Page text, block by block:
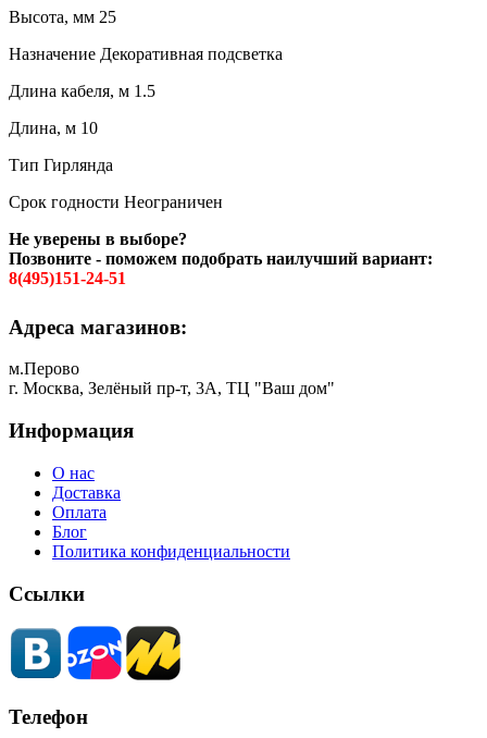
Высота, мм 25
Назначение Декоративная подсветка
Длина кабеля, м 1.5
Длина, м 10
Тип Гирлянда
Срок годности Неограничен
Не уверены в выборе?
Позвоните - поможем подобрать наилучший вариант:
8(495)151-24-51
Адреса магазинов:
м.Перово
г. Москва, Зелёный пр-т, 3А, ТЦ "Ваш дом"
Информация
О нас
Доставка
Оплата
Блог
Политика конфиденциальности
Ссылки
Телефон